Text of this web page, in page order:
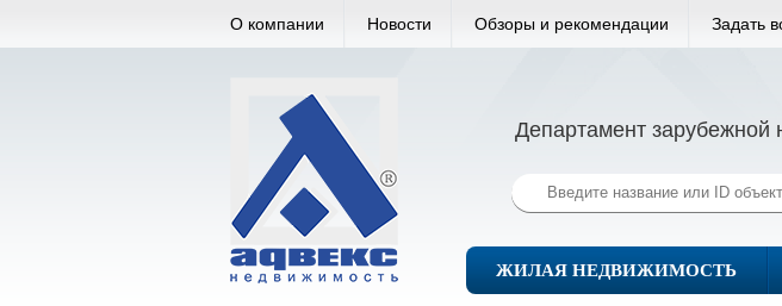
О компании Новости Обзоры и рекомендации Задать
Департамент зарубежной
ЖИЛАЯ НЕДВИЖИМОСТЬ